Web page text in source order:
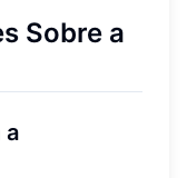
Sobre a
a